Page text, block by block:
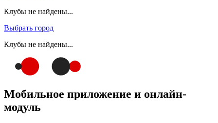
Клубы не найдены...
Выбрать город
Клубы не найдены...
Мобильное приложение и онлайн-
модуль